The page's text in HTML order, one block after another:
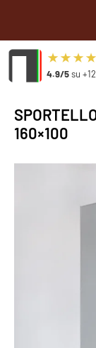
4.9/5su
160×100